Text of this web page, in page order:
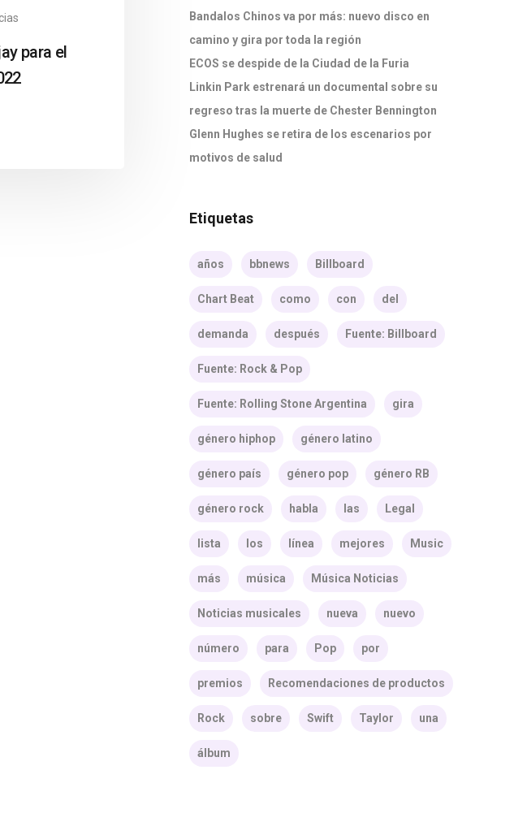
para el
Bandalos Chinos va por más: nuevo disco en
camino y gira por toda la región
ECOS se despide de la Ciudad de la Furia
Linkin Park estrenará un documental sobre su
regreso tras la muerte de Chester Bennington
Glenn Hughes se retira de los escenarios por
motivos de salud
Etiquetas
años bbnews Billboard
Chart Beat como con del
demanda después Fuente: Billboard
Fuente: Rock & Pop
Fuente: Rolling Stone Argentina gira
género hiphop género latino
género país género pop género RB
género rock habla las Legal
lista los línea mejores Music
más música Música Noticias
Noticias musicales nueva nuevo
número para Pop por
premios Recomendaciones de productos
Rock sobre Swift Taylor una
álbum